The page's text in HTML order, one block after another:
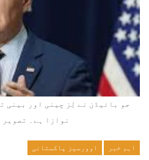
جو بائیڈن نے لِز چینی اور بینی
نوازا ہے۔
اہم خبر اوورسیز پاکستانی